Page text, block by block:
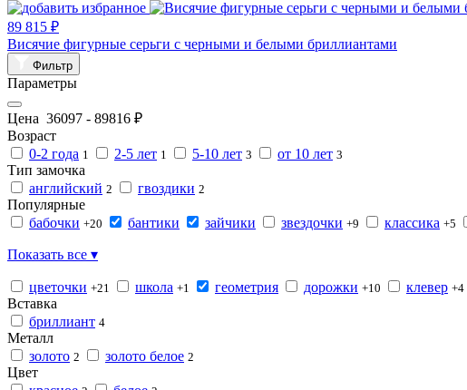
89 815 ₽
Висячие фигурные серьги с черными и белыми бриллиантами
Фильтр
Параметры
Цена 36097 - 89816 ₽
Возраст
0-2 года 1 2-5 лет 1 5-10 лет 3 от 10 лет 3
Тип замочка
английский 2 гвоздики 2
Популярные
бабочки +20 бантики зайчики звездочки +9 классика +5
Показать все ▾
цветочки +21 школа +1 геометрия дорожки +10 клевер +4
Вставка
бриллиант 4
Металл
золото 2 золото белое 2
Цвет